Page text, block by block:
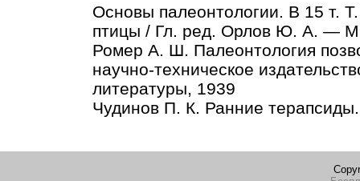
Основы палеонтологии. В 15 т.
птицы / Гл. ред. Орлов Ю. А. —
Ромер А. Ш. Палеонтология
научно-техническое
литературы, 1939
Чудинов П. К. Ранние